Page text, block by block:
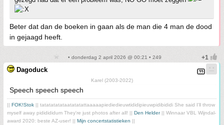
Beter dat dan de boeken in gaan als de man die 4 man de dood
in gejaagd heeft.
• donderdag 2 april 2026 @ 00:21 • 249
Dagoduck
Karel (2003-2022)
Speech speech speech
|| FOK!Stok || tatatatatataatatatattaaaaapiediedieuwtididipieuwpidibididi She said I'll throw
myself away pididididum They're just photos after all! || Den Helder|| Winnaar VBL Wijndal-
award 2020: beste AZ-user! || Mijn concertstatistieken ||